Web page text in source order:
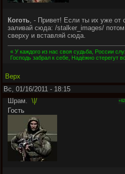
Коготь , - Привет! Если ты их уже от
заливай сюда: /stalker_images/
сверху и вставляй сюда.
« У каждого из нас своя судьба, России
Господь забрал к себе, Надёжно стерегут
Верх
Вс, 01/16/2011 - 18:15
Шрам. \|/
Гость